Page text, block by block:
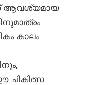
ആവശ്യമായ
കാലം
ചികിത്സ